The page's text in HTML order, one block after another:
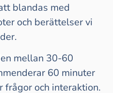
blandas med
och berättelser vi
mellan 30-60
60 minuter
och interaktion.